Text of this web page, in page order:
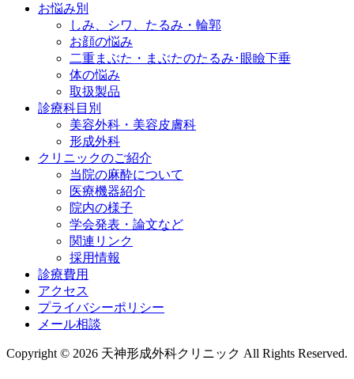
お悩み別
しみ、シワ、たるみ・輪郭
お顔の悩み
二重まぶた・まぶたのたるみ･眼瞼下垂
体の悩み
取扱製品
診療科目別
美容外科・美容皮膚科
形成外科
クリニックのご紹介
当院の麻酔について
医療機器紹介
院内の様子
学会発表・論文など
関連リンク
採用情報
診療費用
アクセス
プライバシーポリシー
メール相談
Copyright © 2026 天神形成外科クリニック All Rights Reserved.